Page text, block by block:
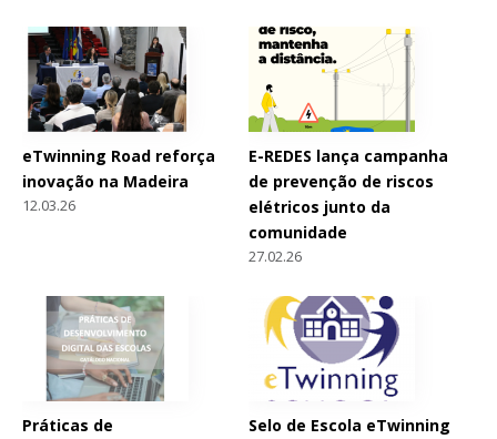
eTwinning Road reforça
inovação na Madeira
12.03.26
E-REDES lança campanha
de prevenção de riscos
elétricos junto da
comunidade
27.02.26
Práticas de
Selo de Escola eTwinning